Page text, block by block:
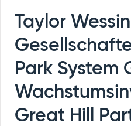
Taylor
Park System
Great Hill